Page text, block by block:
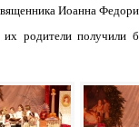
Иоанна
родители получили